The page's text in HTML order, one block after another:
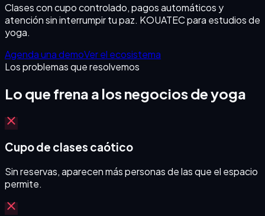
Clases con cupo controlado, pagos automáticos y
atención sin interrumpir tu paz. KOUATEC para estudios de
yoga.
Agenda una demoVer el ecosistema
Los problemas que resolvemos
Lo que frena a los negocios deyoga
Cupo de clases caótico
Sin reservas, aparecen más personas de las que el espacio
permite.